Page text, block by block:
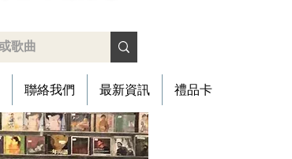
聯絡我們 最新資訊 禮品卡